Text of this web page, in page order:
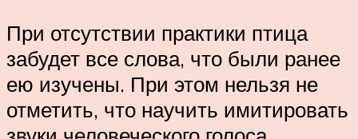
При отсутствии практики птица
забудет все слова, что были ранее
ею изучены. При этом нельзя не
отметить, что научить имитировать